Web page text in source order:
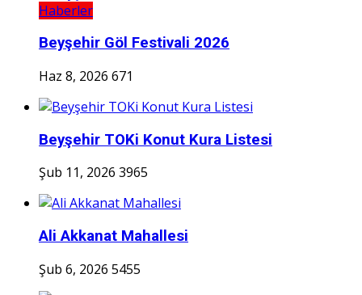
Haberler
Beyşehir Göl Festivali 2026
Haz 8, 2026 671
Beyşehir TOKi Konut Kura Listesi
Şub 11, 2026 3965
Ali Akkanat Mahallesi
Şub 6, 2026 5455